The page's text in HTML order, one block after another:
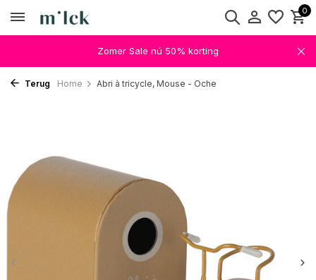
0
Zomer Sale nú 50% korting
Terug Home Abri à tricycle, Mouse - Oche